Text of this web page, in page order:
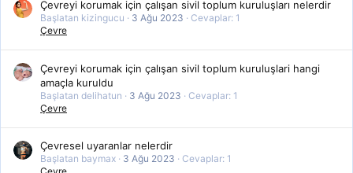
Çevreyi korumak için çalışan sivil toplum kuruluşları nelerdir
Başlatan kizingucu 3 Ağu 2023
Cevaplar: 1
Çevre
Çevreyi korumak için çalışan sivil toplum kuruluşlari hangi
amaçla kuruldu
Başlatan delihatun 3 Ağu 2023
Cevaplar: 1
Çevre
Çevresel uyaranlar nelerdir
Başlatan baymax 3 Ağu 2023
Cevaplar: 1